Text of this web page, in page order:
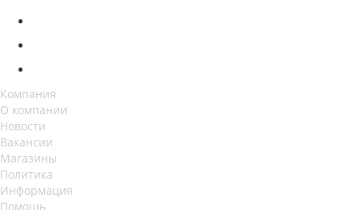
Компания
О компании
Новости
Вакансии
Магазины
Политика
Информация
Помощь